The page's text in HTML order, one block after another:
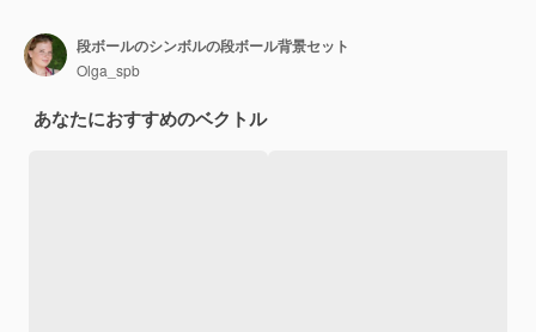
段ボールのシンボルの段ボール背景セット
Olga_spb
あなたにおすすめのベクトル